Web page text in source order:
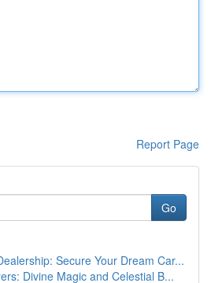
Report Page
Go
Secure Your Dream Car...
Divine Magic and Celestial B...